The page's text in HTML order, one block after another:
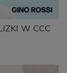
W CCC